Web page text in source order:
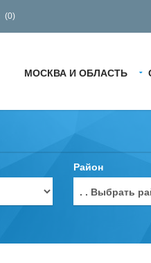
(0)
МОСКВА И ОБЛАСТЬ
Район
. . Выбрать